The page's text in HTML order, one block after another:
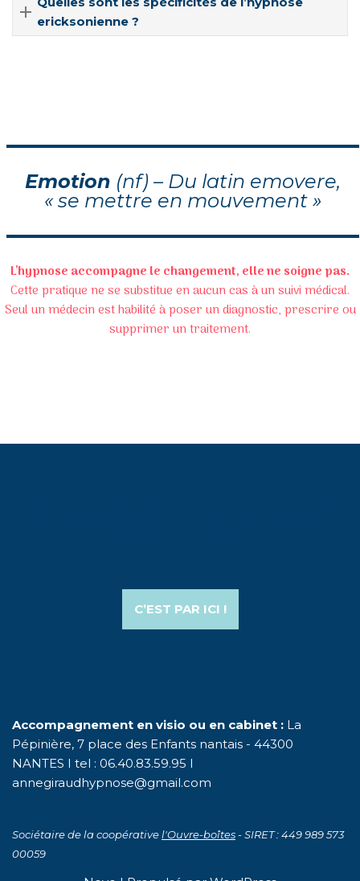
ericksonienne ?
Emotion (nf)– Du latin emovere,
« se mettre en mouvement »
L’hypnose accompagne le changement, elle ne soigne pas.
Cette pratique ne se substitue en aucun cas à un suivi médical.
Seul un médecin est habilité à poser un diagnostic, prescrire ou
supprimer un traitement.
C’EST PAR ICI !
Accompagnement en visio ou en cabinet : La
Pépinière, 7 place des Enfants nantais - 44300
NANTES I tel : 06.40.83.59.95 I
annegiraudhypnose@gmail.com
Sociétaire de la coopérativel'Ouvre-boîtes- SIRET : 449 989 573
00059